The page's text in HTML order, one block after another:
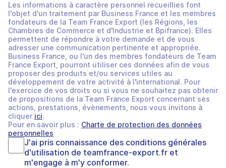
Les informations à caractère personnel recueillies font
l'objet d'un traitement par Business France et les membres
fondateurs de la Team France Export (les Régions, les
Chambres de Commerce et d'Industrie et Bpifrance). Elles
permettent de répondre à votre demande et de vous
adresser une communication pertinente et appropriée.
Business France, ou l'un des membres fondateurs de Team
France Export, pourront utiliser ces données afin de vous
proposer des produits et/ou services utiles au
développement de votre activité à l'international. Pour
l'exercice de vos droits ou si vous ne souhaitez pas obtenir
de propositions de la Team France Export concernant ses
actions, prestations, évènements, nous vous invitons à
cliquer ici.
Pour en savoir plus : Charte de protection des données
personnelles
J'ai pris connaissance des conditions générales
d'utilisation de teamfrance-export.fr et
m'engage à m'y conformer.